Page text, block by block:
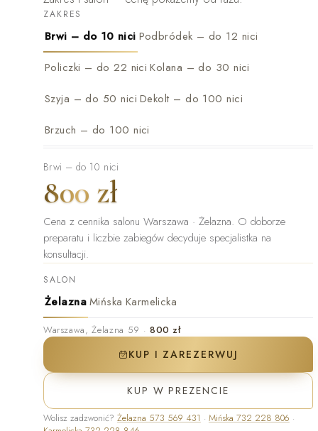
ZAKRES
Brwi – do 10 nici Podbródek – do 12 nici
Policzki – do 22 nici Kolana – do 30 nici
Szyja – do 50 nici Dekolt – do 100 nici
Brzuch – do 100 nici
Brwi – do 10 nici
800 zł
Cena z cennika salonu Warszawa · Żelazna. O doborze
preparatu i liczbie zabiegów decyduje specjalistka na
konsultacji.
SALON
ŻelaznaMińska Karmelicka
Warszawa,Żelazna 59 · 800 zł
KUP I ZAREZERWUJ
KUP W PREZENCIE
Wolisz zadzwonić? Żelazna 573 569 431 · Mińska 732 228 806 ·